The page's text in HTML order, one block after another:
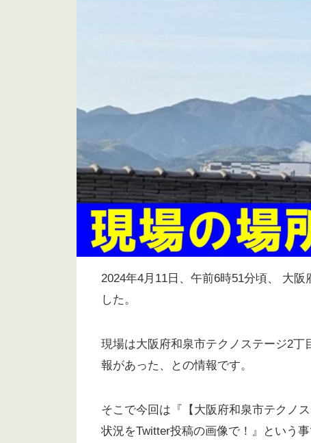
2024年4月11日、午前6時51分頃、 大
した。
現場は大阪府和泉市テクノステージ2
報があった、との情報です。
そこで今回は『【大阪府和泉市テクノ
状況をTwitter投稿の画像で！』という